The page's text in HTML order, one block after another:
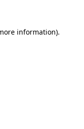
information).